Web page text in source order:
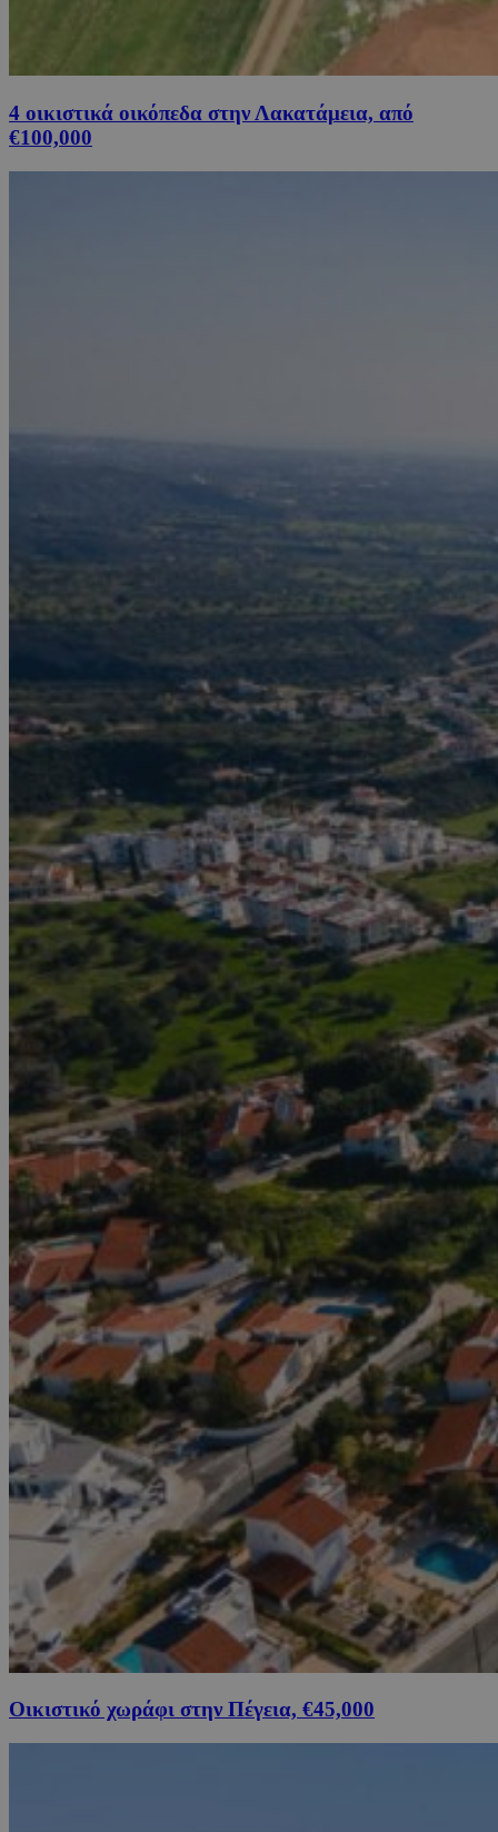
4 οικιστικά οικόπεδα στην Λακατάμεια, από
€100,000
Οικιστικό χωράφι στην Πέγεια, €45,000